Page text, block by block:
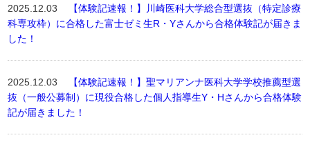
2025.12.03
【体験記速報！】川崎医科大学総合型選抜（特定診療
科専攻枠）に合格した富士ゼミ生R・Yさんから合格体験記が届きま
した！
2025.12.03
【体験記速報！】聖マリアンナ医科大学学校推薦型選
抜（一般公募制）に現役合格した個人指導生Y・Hさんから合格体験
記が届きました！